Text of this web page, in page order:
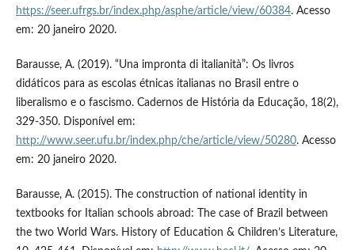
https://seer.ufrgs.br/index.php/asphe/article/view/60384. Acesso
em: 20 janeiro 2020.
Barausse, A. (2019). “Una impronta di italianità”: Os livros
didáticos para as escolas étnicas italianas no Brasil entre o
liberalismo e o fascismo. Cadernos de História da Educação, 18(2),
329-350. Disponível em:
http://www.seer.ufu.br/index.php/che/article/view/50280. Acesso
em: 20 janeiro 2020.
Barausse, A. (2015). The construction of national identity in
textbooks for Italian schools abroad: The case of Brazil between
the two World Wars. History of Education & Children’s Literature,